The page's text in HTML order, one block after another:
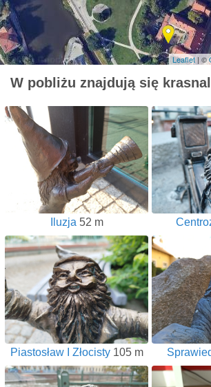
Leaflet| ©
W pobliżu znajdują się
Iluzja 52 m
Piastosław I Złocisty105 m